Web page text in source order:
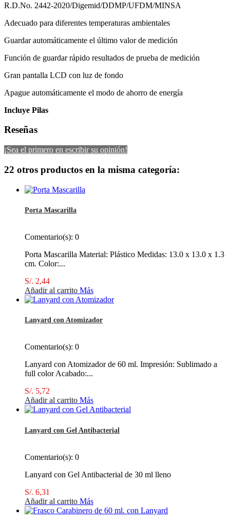
R.D.No. 2442-2020/Digemid/DDMP/UFDM/MINSA
Adecuado para diferentes temperaturas ambientales
Guardar automáticamente el último valor de medición
Función de guardar rápido resultados de prueba de medición
Gran pantalla LCD con luz de fondo
Apague automáticamente el modo de ahorro de energía
Incluye Pilas
Reseñas
¡Sea el primero en escribir su opinión!
22 otros productos en la misma categoría:
Porta Mascarilla
Comentario(s): 0
Porta Mascarilla Material: Plástico Medidas: 13.0 x 13.0 x 1.3
cm. Color:...
S/. 2,44
Añadir al carrito Más
Lanyard con Atomizador
Comentario(s): 0
Lanyard con Atomizador de 60 ml. Impresión: Sublimado a
full color Acabado:...
S/. 5,72
Añadir al carrito Más
Lanyard con Gel Antibacterial
Comentario(s): 0
Lanyard con Gel Antibacterial de 30 ml lleno
S/. 6,31
Añadir al carrito Más